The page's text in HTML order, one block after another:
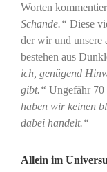
Worten
Schande.“ Diese
der wir und unsere
bestehen aus
ich, genügend
gibt.“ Ungefähr 70
haben wir keinen
dabei handelt.“
Allein im